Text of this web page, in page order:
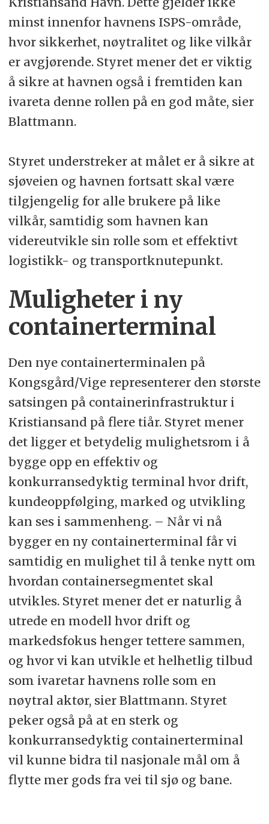
minst innenfor havnens ISPS-område,
hvor sikkerhet, nøytralitet og like vilkår
er avgjørende. Styret mener det er viktig
å sikre at havnen også i fremtiden kan
ivareta denne rollen på en god måte, sier
Blattmann.
Styret understreker at målet er å sikre at
sjøveien og havnen fortsatt skal være
tilgjengelig for alle brukere på like
vilkår, samtidig som havnen kan
videreutvikle sin rolle som et effektivt
logistikk- og transportknutepunkt.
Muligheter i ny
containerterminal
Den nye containerterminalen på
Kongsgård/Vige representerer den største
satsingen på containerinfrastruktur i
Kristiansand på flere tiår. Styret mener
det ligger et betydelig mulighetsrom i å
bygge opp en effektiv og
konkurransedyktig terminal hvor drift,
kundeoppfølging, marked og utvikling
kan ses i sammenheng. – Når vi nå
bygger en ny containerterminal får vi
samtidig en mulighet til å tenke nytt om
hvordan containersegmentet skal
utvikles. Styret mener det er naturlig å
utrede en modell hvor drift og
markedsfokus henger tettere sammen,
og hvor vi kan utvikle et helhetlig tilbud
som ivaretar havnens rolle som en
nøytral aktør, sier Blattmann. Styret
peker også på at en sterk og
konkurransedyktig containerterminal
vil kunne bidra til nasjonale mål om å
flytte mer gods fra vei til sjø og bane.